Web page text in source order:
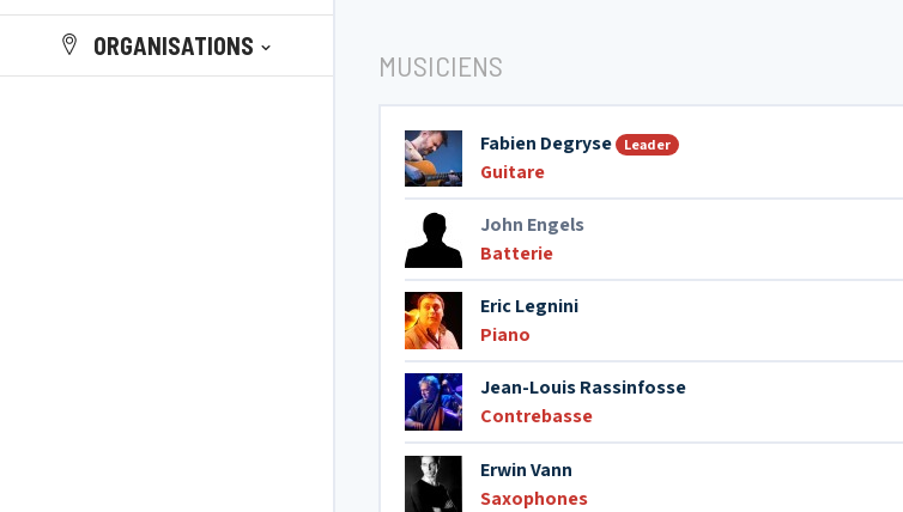
ORGANISATIONS
MUSICIENS
Fabien Degryse Leader
Guitare
John Engels
Batterie
Eric Legnini
Piano
Jean-Louis Rassinfosse
Contrebasse
Erwin Vann
Saxophones